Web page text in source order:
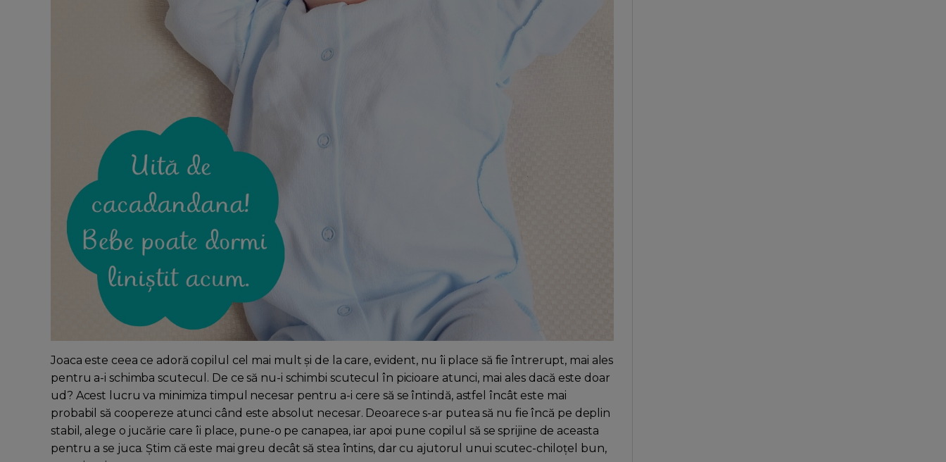
Joaca este ceea ce adoră copilul cel mai mult și de la care, evident, nu îi place să fie întrerupt, mai ales
pentru a-i schimba scutecul. De ce să nu-i schimbi scutecul în picioare atunci, mai ales dacă este doar
ud? Acest lucru va minimiza timpul necesar pentru a-i cere să se întindă, astfel încât este mai
probabil să coopereze atunci când este absolut necesar. Deoarece s-ar putea să nu fie încă pe deplin
stabil, alege o jucărie care îi place, pune-o pe canapea, iar apoi pune copilul să se sprijine de aceasta
pentru a se juca. Știm că este mai greu decât să stea întins, dar cu ajutorul unui scutec-chiloțel bun,